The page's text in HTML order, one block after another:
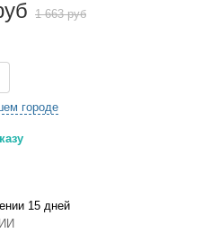
1 663 руб
городе
15 дней